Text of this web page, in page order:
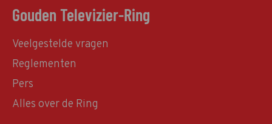
Gouden Televizier-Ring
Veelgestelde vragen
Reglementen
Pers
Alles over de Ring